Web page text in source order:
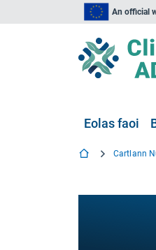
An official
Eolas faoi
Cartlann